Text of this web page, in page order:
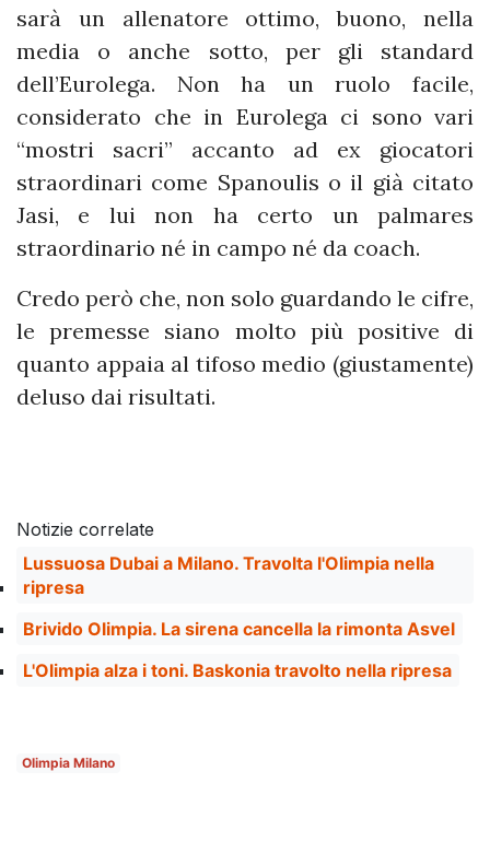
sarà un allenatore ottimo, buono, nella
media o anche sotto, per gli standard
dell’Eurolega. Non ha un ruolo facile,
considerato che in Eurolega ci sono vari
“mostri sacri” accanto ad ex giocatori
straordinari come Spanoulis o il già citato
Jasi, e lui non ha certo un palmares
straordinario né in campo né da coach.
Credo però che, non solo guardando le cifre,
le premesse siano molto più positive di
quanto appaia al tifoso medio (giustamente)
deluso dai risultati.
Notizie correlate
Lussuosa Dubai a Milano. Travolta l'Olimpia nella
ripresa
Brivido Olimpia. La sirena cancella la rimonta Asvel
L'Olimpia alza i toni. Baskonia travolto nella ripresa
Olimpia Milano